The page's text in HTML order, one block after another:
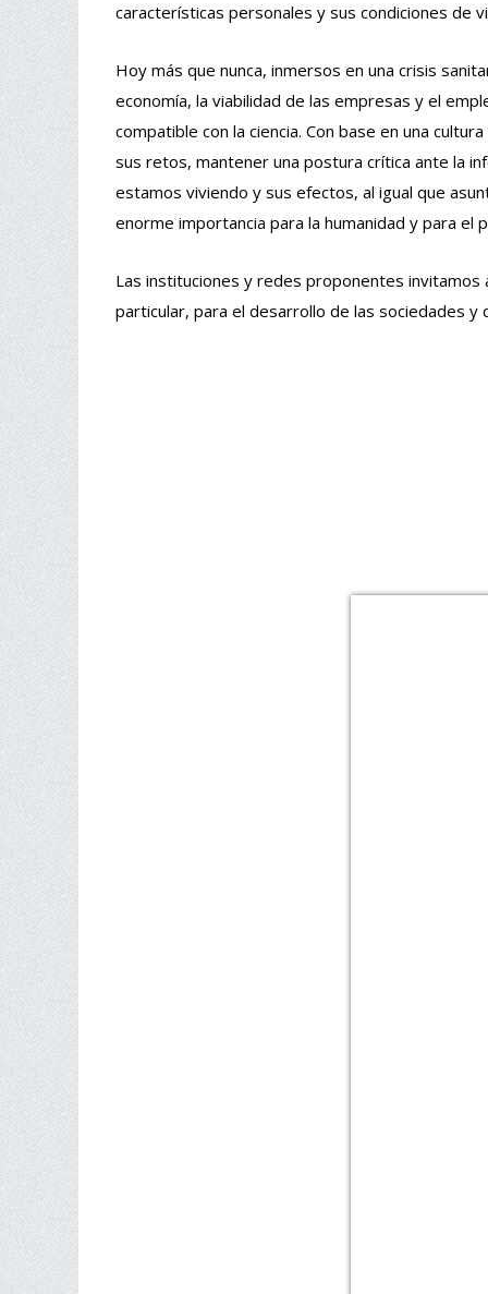
características personales y sus condiciones de
Hoy más que nunca, inmersos en una crisis
economía, la viabilidad de las empresas y el
compatible con la ciencia. Con base en una
sus retos, mantener una postura crítica ante la
estamos viviendo y sus efectos, al igual que
enorme importancia para la humanidad y para el
Las instituciones y redes proponentes invitamos
particular, para el desarrollo de las sociedades y